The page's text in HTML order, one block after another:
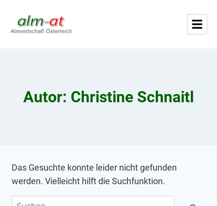
Autor: Christine Schnaitl
Das Gesuchte konnte leider nicht gefunden
werden. Vielleicht hilft die Suchfunktion.